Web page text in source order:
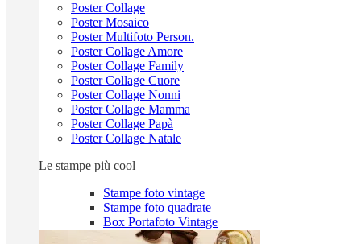
Poster Collage
Poster Mosaico
Poster Multifoto Person.
Poster Collage Amore
Poster Collage Family
Poster Collage Cuore
Poster Collage Nonni
Poster Collage Mamma
Poster Collage Papà
Poster Collage Natale
Le stampe più cool
Stampe foto vintage
Stampe foto quadrate
Box Portafoto Vintage